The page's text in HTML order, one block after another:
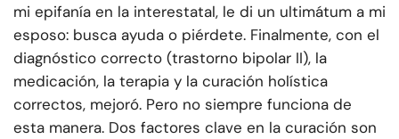
mi epifanía en la interestatal, le di un ultimátum a mi
esposo: busca ayuda o piérdete. Finalmente, con el
diagnóstico correcto (trastorno bipolar II), la
medicación, la terapia y la curación holística
correctos, mejoró. Pero no siempre funciona de
esta manera. Dos factores clave en la curación son